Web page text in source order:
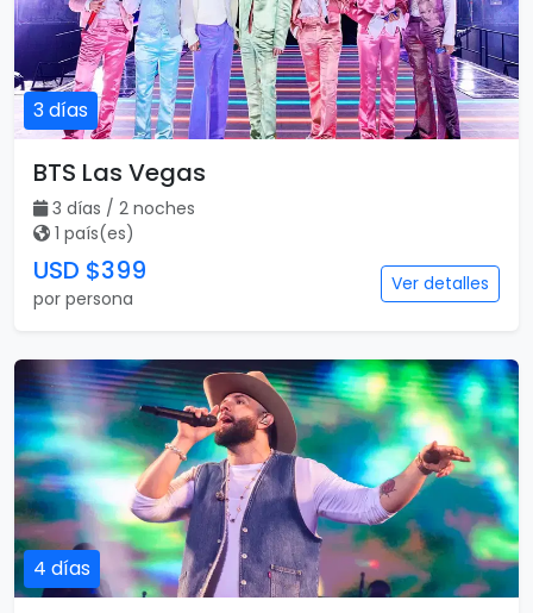
3 días
BTS Las Vegas
3 días / 2 noches
1 país(es)
USD $399
por persona
Ver detalles
4 días